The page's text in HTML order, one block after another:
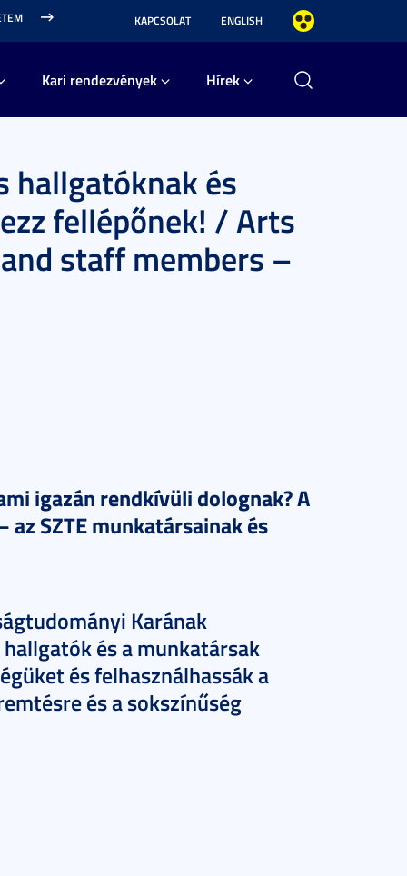
KAPCSOLAT ENGLISH
Kari rendezvények Hírek
hallgatóknak és
fellépőnek! / Arts
staff members –
igazán rendkívüli dolognak? A
SZTE munkatársainak és
Karának
és a munkatársak
és felhasználhassák a
és a sokszínűség